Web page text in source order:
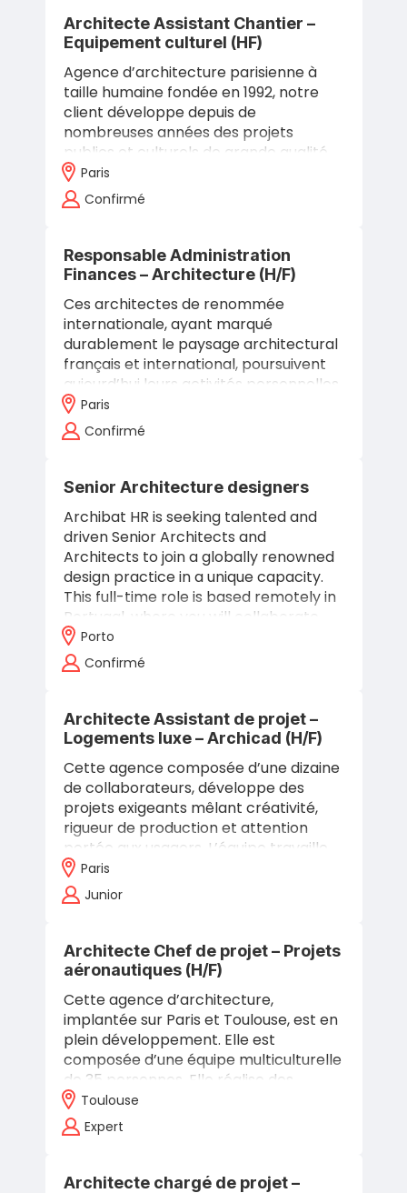
Architecte Assistant Chantier –
Equipement culturel (HF)
Agence d’architecture parisienne à
taille humaine fondée en 1992, notre
client développe depuis de
nombreuses années des projets
publics et culturels de grande qualité
où il a obtenu différents prix et
récompenses.…
Paris
Confirmé
Responsable Administration
Finances – Architecture (H/F)
Ces architectes de renommée
internationale, ayant marqué
durablement le paysage architectural
français et international, poursuivent
aujourd’hui leurs activités personnelles
de recherche, de conférences, de
publications…
Paris
Confirmé
Senior Architecture designers
Archibat HR is seeking talented and
driven Senior Architects and
Architects to join a globally renowned
design practice in a unique capacity.
This full-time role is based remotely in
Portugal, where you will collaborate…
Porto
Confirmé
Architecte Assistant de projet –
Logements luxe – Archicad (H/F)
Cette agence composée d’une dizaine
de collaborateurs, développe des
projets exigeants mêlant créativité,
rigueur de production et attention
portée aux usagers. L’équipe travaille
en lien direct avec les deux associés,…
Paris
Junior
Architecte Chef de projet – Projets
aéronautiques (H/F)
Cette agence d’architecture,
implantée sur Paris et Toulouse, est en
plein développement. Elle est
composée d’une équipe multiculturelle
de 35 personnes. Elle réalise des
missions de maîtrise d’oeuvre
complètes pour une…
Toulouse
Expert
Architecte chargé de projet –